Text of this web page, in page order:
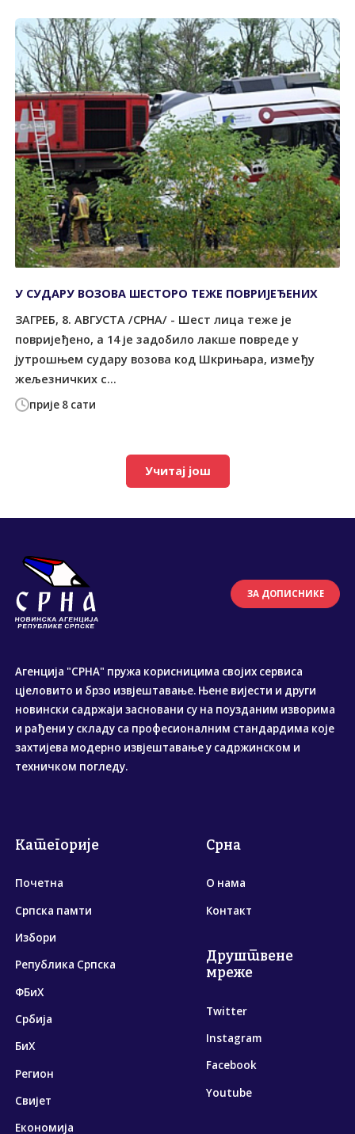
прије 8 сати
У СУДАРУ ВОЗОВА ШЕСТОРО ТЕЖЕ ПОВРИЈЕЂЕНИХ
ЗАГРЕБ, 8. АВГУСТА /СРНА/ - Шест лица теже је
повријеђено, а 14 је задобило лакше повреде у
јутрошњем судару возова код Шкрињара, између
жељезничких с...
Учитај још
ЗА ДОПИСНИКЕ
Агенција "СРНА" пружа корисницима својих сервиса
цјеловито и брзо извјештавање. Њене вијести и други
новински садржаји засновани су на поузданим изворима
и рађени у складу са професионалним стандардима које
захтијева модерно извјештавање у садржинском и
техничком погледу.
Категорије
Почетна
Српска памти
Избори
Република Српска
ФБиХ
Србија
БиХ
Регион
Свијет
Економија
Срна
О нама
Контакт
Друштвене
мреже
Twitter
Instagram
Facebook
Youtube